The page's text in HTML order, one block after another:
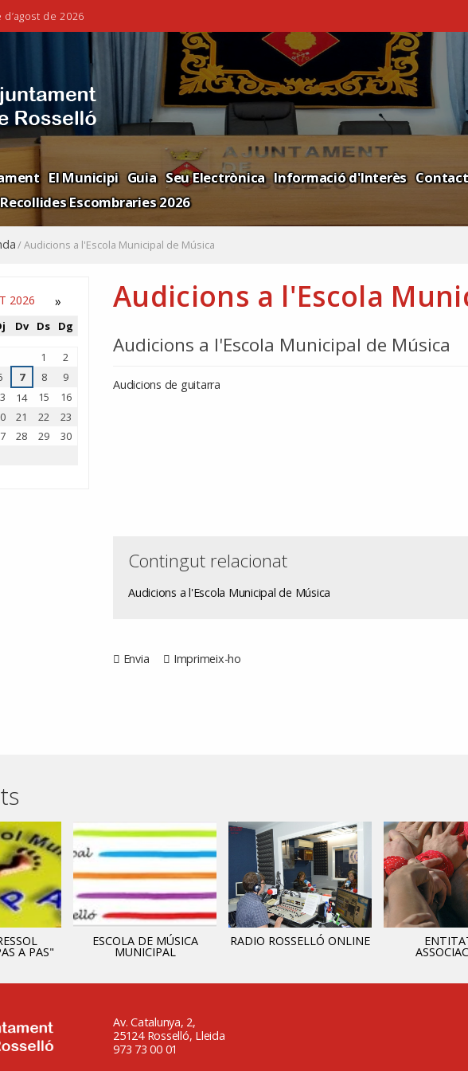
de 2026
El Municipi Guia Seu Electrònica Informació d'Interès
Escombraries 2026
/Audicions a l'Escola Municipal de Música
2026 »
Dv Ds Dg
1
2
7 8
9
14 15
16
21 22
23
28 29
30
Audicions a l'Escola
Audicions a l'Escola Municipal de Música
Audicions de guitarra
Contingut relacionat
Audicions a l'Escola Municipal de Música
Envia Imprimeix-ho
A PAS"
ESCOLA DE MÚSICA
MUNICIPAL
RADIO ROSSELLÓ ONLINE
Av. Catalunya, 2,
25124 Rosselló, Lleida
973 73 00 01